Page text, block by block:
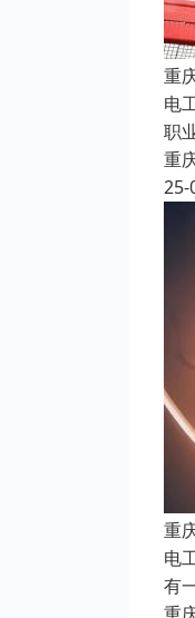
重
电
职
重
25-
重
电
有